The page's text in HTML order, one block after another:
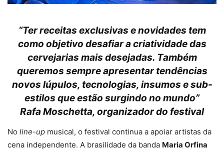
“Ter receitas exclusivas e novidades tem
como objetivo desafiar a criatividade das
cervejarias mais desejadas. Também
queremos sempre apresentar tendências
novos lúpulos, tecnologias, insumos e sub-
estilos que estão surgindo no mundo”
Rafa Moschetta, organizador do festival
No line-up musical, o festival continua a apoiar artistas da
cena independente. A brasilidade da banda Maria Orfina